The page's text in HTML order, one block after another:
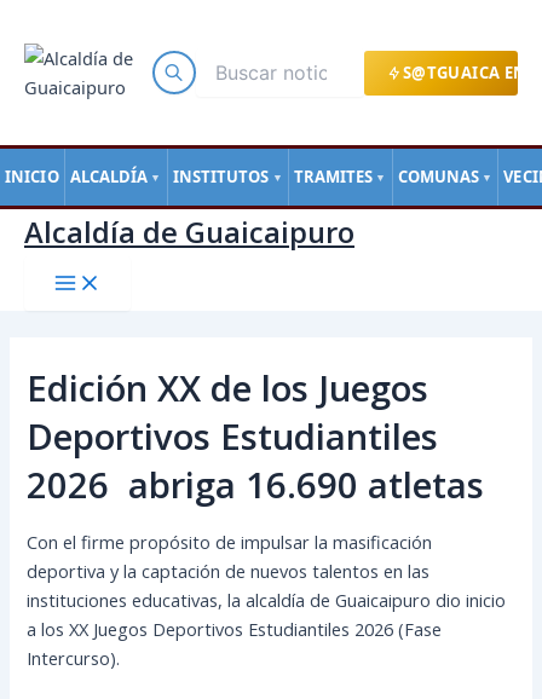
S@TGUAICA EN
INICIO ALCALDÍA ▼ INSTITUTOS ▼ TRAMITES ▼ COMUNAS ▼
contenido
Alcaldía de Guaicaipuro
Edición XX de los Juegos
Deportivos Estudiantiles
2026 abriga 16.690 atletas
Con el firme propósito de impulsar la masificación
deportiva y la captación de nuevos talentos en las
instituciones educativas, la alcaldía de Guaicaipuro dio inicio
a los XX Juegos Deportivos Estudiantiles 2026 (Fase
Intercurso).
de
entradas